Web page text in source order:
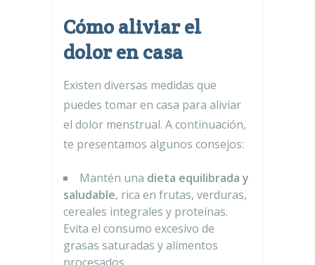
Cómo aliviar el
dolor en casa
Existen diversas medidas que
puedes tomar en casa para aliviar
el dolor menstrual. A continuación,
te presentamos algunos consejos:
Mantén una dieta equilibrada y
saludable, rica en frutas, verduras,
cereales integrales y proteínas.
Evita el consumo excesivo de
grasas saturadas y alimentos